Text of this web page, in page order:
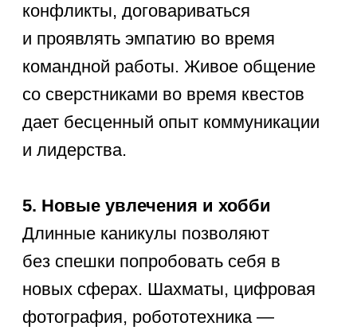
портрет кого-то из членов семьи
Собрать «капсулу времени»,
герметично упаковать и закопать
на дачном участке.
Начать изучение основ языков
программирования (например,
Scratch или Python).
лучшими друзьями.
Придумать и зашифровать карту
сокровищ со сложными
логическими загадками.
Освоить выжигание по дереву,
под присмотром).